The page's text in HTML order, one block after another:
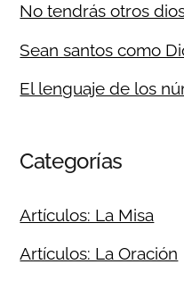
No tendrás otros
Sean santos como
El lenguaje de los
Categorías
Artículos: La Misa
Artículos: La Oración